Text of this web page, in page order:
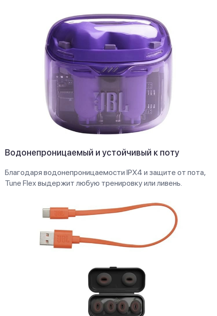
Водонепроницаемый и устойчивый к поту
Благодаря водонепроницаемости IPX4 и защите от пота,
Tune Flex выдержит любую тренировку или ливень.